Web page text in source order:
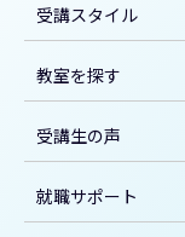
受講スタイル
教室を探す
受講生の声
就職サポート